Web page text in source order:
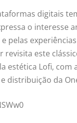
digitais
o interesse
pelas
este
estética Lofi, com
distribuição da